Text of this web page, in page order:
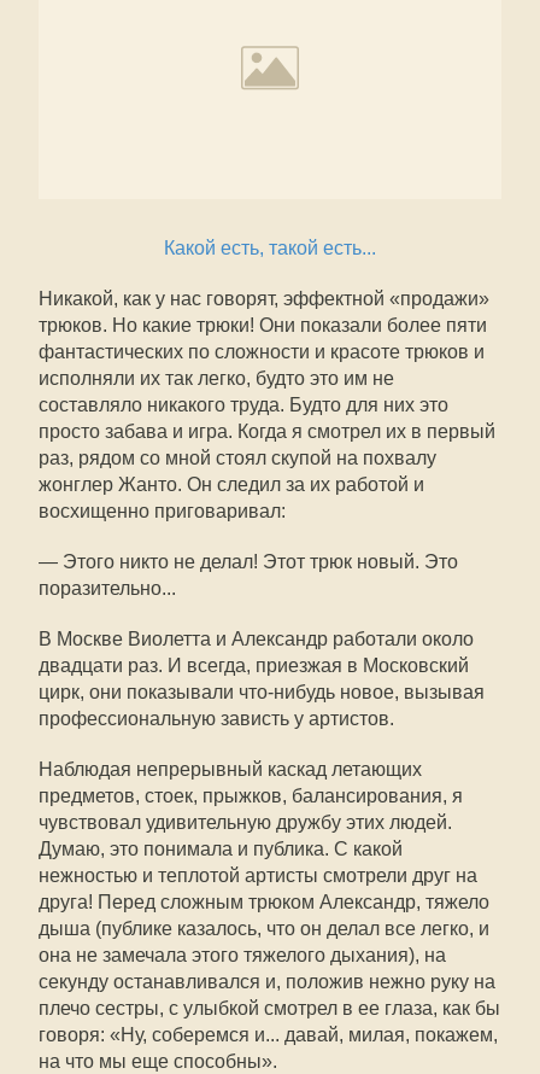
Какой есть, такой есть...
Никакой, как у нас говорят, эффектной «продажи»
трюков. Но какие трюки! Они показали более пяти
фантастических по сложности и красоте трюков и
исполняли их так легко, будто это им не
составляло никакого труда. Будто для них это
просто забава и игра. Когда я смотрел их в первый
раз, рядом со мной стоял скупой на похвалу
жонглер Жанто. Он следил за их работой и
восхищенно приговаривал:
— Этого никто не делал! Этот трюк новый. Это
поразительно...
В Москве Виолетта и Александр работали около
двадцати раз. И всегда, приезжая в Московский
цирк, они показывали что-нибудь новое, вызывая
профессиональную зависть у артистов.
Наблюдая непрерывный каскад летающих
предметов, стоек, прыжков, балансирования, я
чувствовал удивительную дружбу этих людей.
Думаю, это понимала и публика. С какой
нежностью и теплотой артисты смотрели друг на
друга! Перед сложным трюком Александр, тяжело
дыша (публике казалось, что он делал все легко, и
она не замечала этого тяжелого дыхания), на
секунду останавливался и, положив нежно руку на
плечо сестры, с улыбкой смотрел в ее глаза, как бы
говоря: «Ну, соберемся и... давай, милая, покажем,
на что мы еще способны».